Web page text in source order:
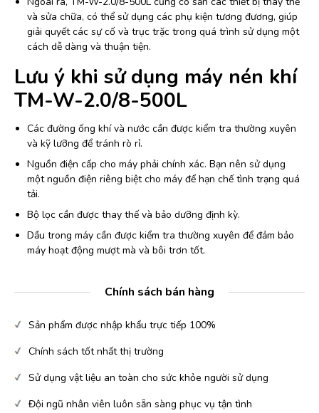
và sửa chữa, có thể sử dụng các phụ kiện tương đương, giúp
giải quyết các sự cố và trục trặc trong quá trình sử dụng một
cách dễ dàng và thuận tiện.
Lưu ý khi sử dụng máy nén khí
TM-W-2.0/8-500L
Các đường ống khí và nước cần được kiểm tra thường xuyên
và kỹ lưỡng để tránh rò rỉ.
Nguồn điện cấp cho máy phải chính xác. Bạn nên sử dụng
một nguồn điện riêng biệt cho máy để hạn chế tình trạng quá
tải.
Bộ lọc cần được thay thế và bảo dưỡng định kỳ.
Dầu trong máy cần được kiểm tra thường xuyên để đảm bảo
máy hoạt động mượt mà và bôi trơn tốt.
Chính sách bán hàng
Sản phẩm được nhập khẩu trực tiếp 100%
Chính sách tốt nhất thị trường
Sử dụng vật liệu an toàn cho sức khỏe người sử dụng
Đội ngũ nhân viên luôn sẵn sàng phục vụ tận tình